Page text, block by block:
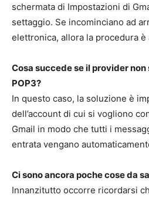
schermata di Impostazioni di
settaggio. Se incominciano ad
elettronica, allora la procedura è
Cosa succede se il provider
POP3?
In questo caso, la soluzione è
dell’account di cui si vogliono
Gmail in modo che tutti i
entrata vengano
Ci sono ancora poche cose da
Innanzitutto occorre ricordarsi